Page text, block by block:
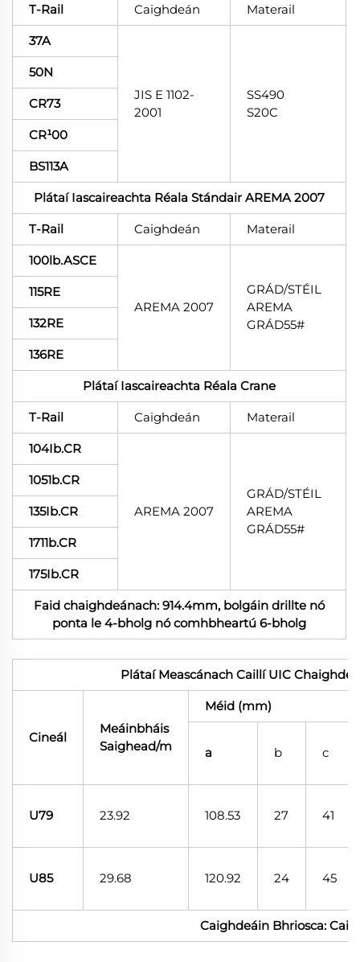
T-Rail Caighdeán Materail
37A
JIS E 1102-
2001
SS490
S20C
50N
CR73
CR¹00
BS113A
Plátaí Iascaireachta Réala Stándair AREMA 2007
T-Rail Caighdeán Materail
100lb.ASCE
AREMA 2007
GRÁD/STÉIL
AREMA
GRÁD55#
115RE
132RE
136RE
Plátaí Iascaireachta Réala Crane
T-Rail Caighdeán Materail
104Ib.CR
AREMA 2007
GRÁD/STÉIL
AREMA
GRÁD55#
1051b.CR
135Ib.CR
1711b.CR
175Ib.CR
Faid chaighdeánach: 914.4mm, bolgáin drillte nó
ponta le 4-bholg nó comhbheartú 6-bholg
Plátaí Meascánach Caillí UIC
Cineál
Meáinbháis
Saighead/m
Méid (mm)
a b c
U79 23.92 108.53 27 41
U85 29.68 120.92 24 45
Caighdeáin Bhriosca: